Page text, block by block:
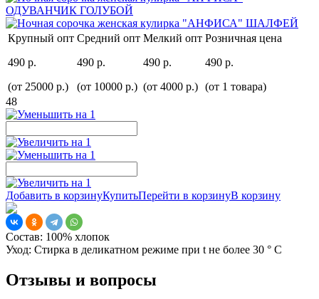
Крупный опт
490 р.
(от 25000 р.)
Средний опт
490 р.
(от 10000 р.)
Мелкий опт
490 р.
(от 4000 р.)
Розничная цена
490 р.
(от 1 товара)
48
Добавить в корзинуКупитьПерейти в корзинуВ корзину
Состав: 100% хлопок
Уход: Стирка в деликатном режиме при t не более 30 ° С
Отзывы и вопросы